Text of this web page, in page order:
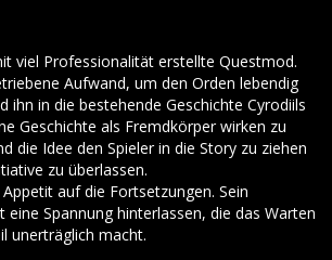
viel Professionalität erstellte Questmod.
Aufwand, um den Orden lebendig
ihn in die bestehende Geschichte Cyrodiils
Geschichte als Fremdkörper wirken zu
die Idee den Spieler in die Story zu ziehen
zu überlassen.
auf die Fortsetzungen. Sein
eine Spannung hinterlassen, die das Warten
unerträglich macht.